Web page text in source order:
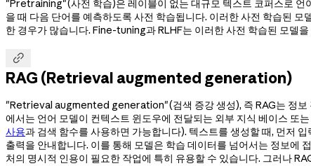
"Pretraining"(사전 학습)은 레이블이 없는 대규모 텍스트 코퍼스로 언
을 때 다음 단어를 예측하도록 사전 학습됩니다. 이러한 사전 학습된
한 경우가 많습니다. Fine-tuning과 RLHF는 이러한 사전 학습된 모델

RAG (Retrieval augmented generation)
"Retrieval augmented generation"(검색 증강 생성), 즉 RAG는 정보
에서는 언어 모델이 컨텍스트 윈도우에 전달되는 외부 지식 베이스 또
사용과 검색 함수를 사용하면 가능합니다). 텍스트를 생성할 때, 먼저
출력을 안내합니다. 이를 통해 모델은 학습 데이터를 넘어서는 정보에
처의 명시적 인용이 필요한 작업에 특히 유용할 수 있습니다. 그러나